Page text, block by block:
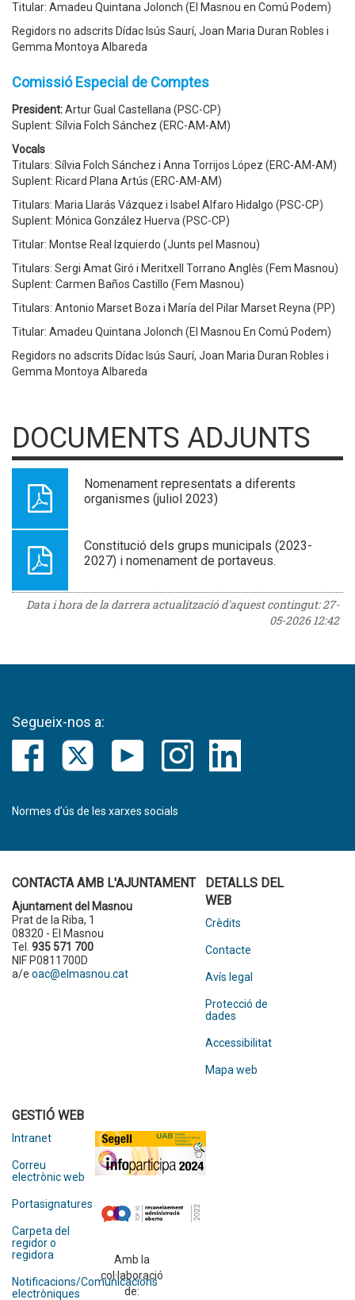
Titular: Amadeu Quintana Jolonch (El Masnou en Comú Podem)
Regidors no adscrits Dídac Isús Saurí, Joan Maria Duran Robles i
Gemma Montoya Albareda
Comissió Especial de Comptes
President:Artur Gual Castellana (PSC-CP)
Suplent: Sílvia Folch Sánchez (ERC-AM-AM)
Vocals
Titulars: Sílvia Folch Sánchez i Anna Torrijos López (ERC-AM-AM)
Suplent: Ricard Plana Artús (ERC-AM-AM)
Titulars: Maria Llarás Vázquez i Isabel Alfaro Hidalgo (PSC-CP)
Suplent: Mónica González Huerva (PSC-CP)
Titular: Montse Real Izquierdo (Junts pel Masnou)
Titulars: Sergi Amat Giró i Meritxell Torrano Anglès (Fem Masnou)
Suplent: Carmen Baños Castillo (Fem Masnou)
Titulars: Antonio Marset Boza i María del Pilar Marset Reyna (PP)
Titular: Amadeu Quintana Jolonch (El Masnou En Comú Podem)
Regidors no adscrits Dídac Isús Saurí, Joan Maria Duran Robles i
Gemma Montoya Albareda
DOCUMENTS ADJUNTS
Nomenament representats a diferents
organismes (juliol 2023)
Constitució dels grups municipals (2023-
2027) i nomenament de portaveus.
Data i hora de la darrera actualització d'aquest contingut:27-
05-2026 12:42
Segueix-nos a:
Normes d’ús de les xarxes socials
CONTACTA AMB L'AJUNTAMENT
Ajuntament del Masnou
Prat de la Riba, 1
08320 - El Masnou
Tel. 935 571 700
NIF P0811700D
a/e oac@elmasnou.cat
DETALLS DEL
WEB
Crèdits
Contacte
Avís legal
Protecció de
dades
Accessibilitat
Mapa web
GESTIÓ WEB
Intranet
Correu
electrònic web
Portasignatures
Carpeta del
regidor o
regidora
Notificacions/Comunicacions
electròniques
Amb la
col·laboració
de: